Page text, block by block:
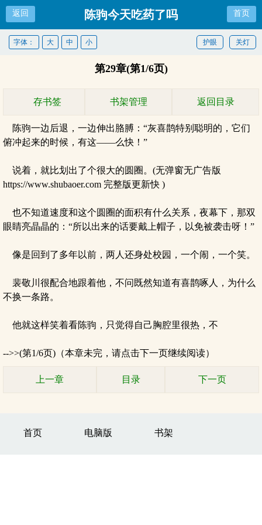
返回 陈驹今天吃药了吗 首页
关灯
护眼
字体： 大 中 小
第29章(第1/6页)
存书签 书架管理 返回目录
陈驹一边后退，一边伸出胳膊：“灰喜鹊特别聪明的，它们
俯冲起来的时候，有这——么快！”
说着，就比划出了个很大的圆圈。(无弹窗无广告版
https://www.shubaoer.com 完整版更新快 )
也不知道速度和这个圆圈的面积有什么关系，夜幕下，那双
眼睛亮晶晶的：“所以出来的话要戴上帽子，以免被袭击呀！”
像是回到了多年以前，两人还身处校园，一个闹，一个笑。
裴敬川很配合地跟着他，不问既然知道有喜鹊啄人，为什么
不换一条路。
他就这样笑着看陈驹，只觉得自己胸腔里很热，不
-->>(第1/6页)（本章未完，请点击下一页继续阅读）
上一章 目录 下一页
首页 电脑版 书架